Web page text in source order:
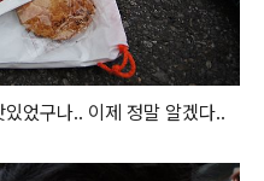
었구나.. 이제 정말 알겠다..